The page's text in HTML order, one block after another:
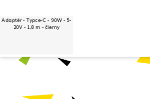
Adaptér - Typce-C - 90W - 5-
20V - 1,8 m - čierny